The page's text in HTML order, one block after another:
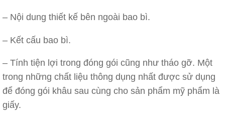
– Nội dung thiết kế bên ngoài bao bì.
– Kết cấu bao bì.
– Tính tiện lợi trong đóng gói cũng như tháo gỡ. Một
trong những chất liệu thông dụng nhất được sử dụng
để đóng gói khâu sau cùng cho sản phẩm mỹ phẩm là
giấy.